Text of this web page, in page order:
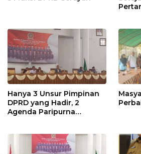
Hanya 3 Unsur Pimpinan
DPRD yang Hadir, 2
Agenda Paripurna